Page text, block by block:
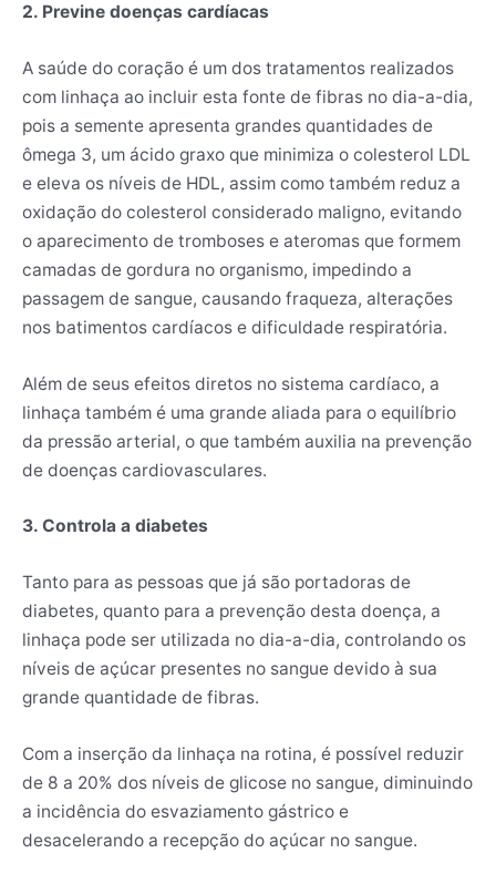
2. Previne doenças cardíacas
A saúde do coração é um dos tratamentos realizados
com linhaça ao incluir esta fonte de fibras no dia-a-dia,
pois a semente apresenta grandes quantidades de
ômega 3, um ácido graxo que minimiza o colesterol LDL
e eleva os níveis de HDL, assim como também reduz a
oxidação do colesterol considerado maligno, evitando
o aparecimento de tromboses e ateromas que formem
camadas de gordura no organismo, impedindo a
passagem de sangue, causando fraqueza, alterações
nos batimentos cardíacos e dificuldade respiratória.
Além de seus efeitos diretos no sistema cardíaco, a
linhaça também é uma grande aliada para o equilíbrio
da pressão arterial, o que também auxilia na prevenção
de doenças cardiovasculares.
3. Controla a diabetes
Tanto para as pessoas que já são portadoras de
diabetes, quanto para a prevenção desta doença, a
linhaça pode ser utilizada no dia-a-dia, controlando os
níveis de açúcar presentes no sangue devido à sua
grande quantidade de fibras.
Com a inserção da linhaça na rotina, é possível reduzir
de 8 a 20% dos níveis de glicose no sangue, diminuindo
a incidência do esvaziamento gástrico e
desacelerando a recepção do açúcar no sangue.